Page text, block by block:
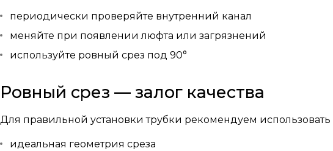
периодически проверяйте внутренний канал
меняйте при появлении люфта или загрязнений
используйте ровный срез под 90°
Ровный срез — залог качества
Для правильной установки трубки рекомендуем использовать
идеальная геометрия среза